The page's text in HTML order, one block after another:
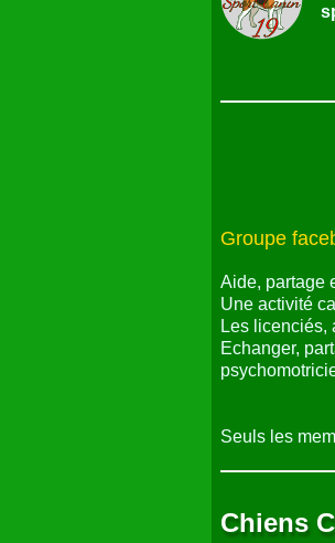
Groupe
Aide, partage
Une activité
Les licenciés,
Echanger,
Seuls les
Chiens